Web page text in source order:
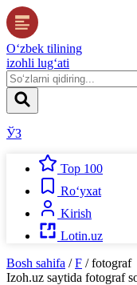
O‘zbek tilining
izohli lug‘ati
ЎЗ
Top 100
Ro‘yxat
Kirish
Lotin.uz
Bosh sahifa / F / fotograf
Izoh.uz saytida fotograf